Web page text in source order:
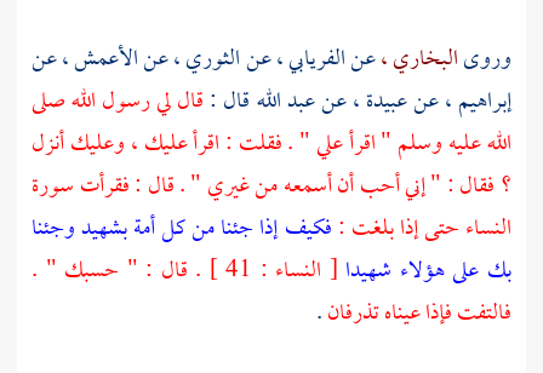
وروىالبخاري ،عنالفريابي ،عنالثوري ،عنالأعمش ،عن
إبراهيم ،عنعبيدة ،عنعبد اللهقال :قال لي رسول الله صلى
الله عليه وسلم " اقرأ علي " . فقلت : اقرأ عليك ، وعليك أنزل
؟ فقال : " إني أحب أن أسمعه من غيري " . قال : فقرأت سورة
النساء حتى إذا بلغت :فكيف إذا جئنا من كل أمة بشهيد وجئنا
بك على هؤلاء شهيدا
[ النساء : 41 ] . قال : " حسبك " .
فالتفت فإذا عيناه تذرفان.